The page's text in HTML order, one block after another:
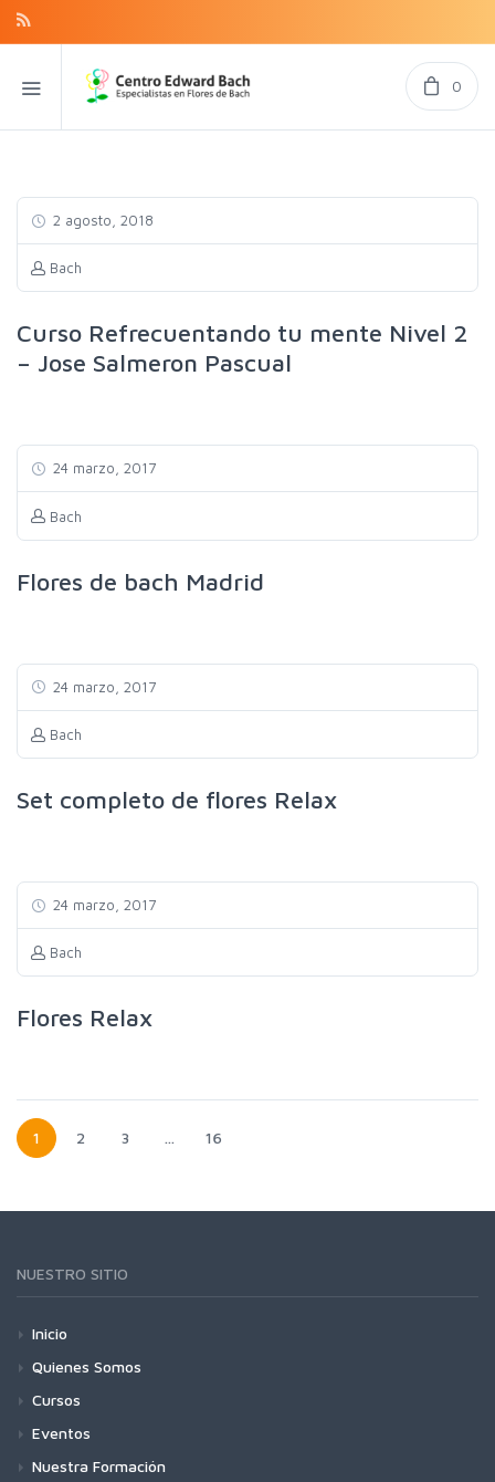
0
2 agosto, 2018
Bach
Curso Refrecuentando tu mente Nivel 2
– Jose Salmeron Pascual
24 marzo, 2017
Bach
Flores de bach Madrid
24 marzo, 2017
Bach
Set completo de flores Relax
24 marzo, 2017
Bach
Flores Relax
1 2 3 … 16
NUESTRO SITIO
Inicio
Quienes Somos
Cursos
Eventos
Nuestra Formación